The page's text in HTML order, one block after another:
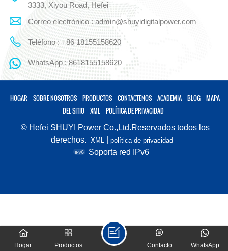
3333, Xiyou Road, Hefei
Correo electrónico : admin@shuyidigitalpower.com
Teléfono : +86 18155158620
WhatsApp : 8618155158620
HOGAR SOBRE NOSOTROS PRODUCTOS CONTÁCTENOS ACADEMIA BLOG
MAPA
DEL SITIO
XML
POLÍTICA DE PRIVACIDAD
© Hefei SHUYI Power Co.,Ltd.Reservados todos los
derechos. XML política de privacidad
Soporta red IPv6
Hogar Productos WhatsApp
Contacto